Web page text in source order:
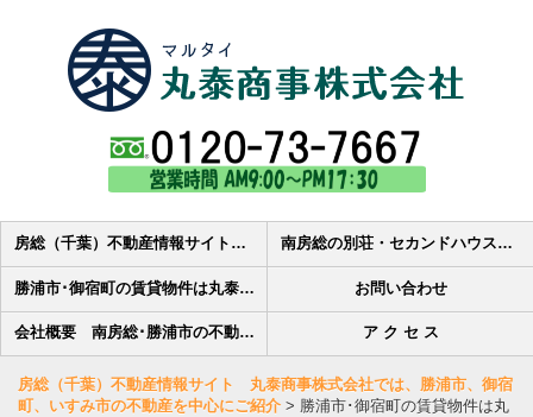
房総（千葉）不動産情報サイト 丸泰商事株式会社では、勝浦市、御宿町、いすみ市の不動産を中心にご紹介 南房総の別荘・セカンドハウス・田舎暮らし・土地・マンション・中古住宅の売買物件検索-丸泰商事株式会社
勝浦市･御宿町の賃貸物件は丸泰商事へ 賃貸アパート・貸家・賃貸マンション・貸駐車場・貸店舗の物件情報 お問い合わせ
会社概要 南房総･勝浦市の不動産会社丸泰商事株式会社です ア ク セ ス
房総（千葉）不動産情報サイト 丸泰商事株式会社では、勝浦市、御宿
町、いすみ市の不動産を中心にご紹介 > 勝浦市･御宿町の賃貸物件は丸